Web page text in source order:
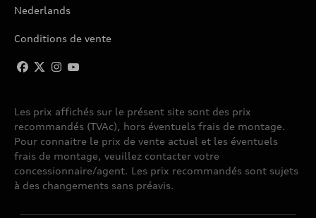
Nederlands
Conditions de vente
Les prix affichés sur le présent site sont des prix
recommandés (TVAc), hors éventuels frais de montage.
Pour connaitre le prix de vente actuel et les éventuels
frais de montage, veuillez contacter votre
concessionnaire/agent. Les prix recommandés sont sujets
à des changements sans préavis.